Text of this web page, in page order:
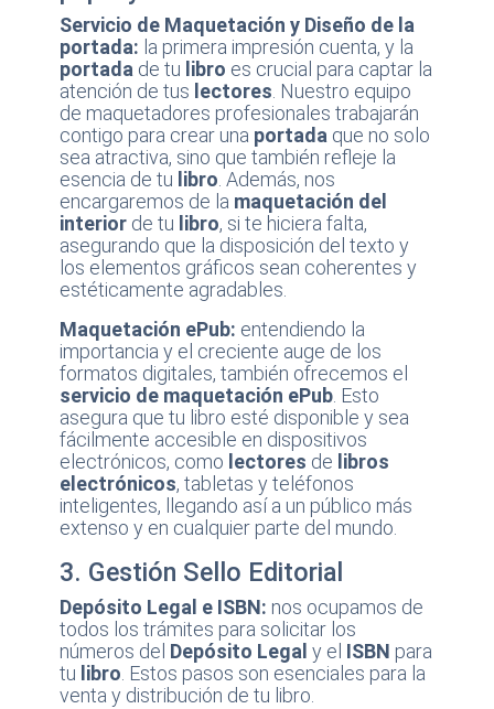
Servicio de Maquetación y Diseño de la
portada: la primera impresión cuenta, y la
portadade tu libro es crucial para captar la
atención de tus lectores. Nuestro equipo
de maquetadores profesionales trabajarán
contigo para crear una portadaque no solo
sea atractiva, sino que también refleje la
esencia de tu libro. Además, nos
encargaremos de la maquetación del
interiorde tu libro, si te hiciera falta,
asegurando que la disposición del texto y
los elementos gráficos sean coherentes y
estéticamente agradables.
Maquetación ePub: entendiendo la
importancia y el creciente auge de los
formatos digitales, también ofrecemos el
servicio de maquetación ePub. Esto
asegura que tu libro esté disponible y sea
fácilmente accesible en dispositivos
electrónicos, como lectores de libros
electrónicos, tabletas y teléfonos
inteligentes, llegando así a un público más
extenso y en cualquier parte del mundo.
3. Gestión Sello Editorial
Depósito Legal e ISBN: nos ocupamos de
todos los trámites para solicitar los
números del Depósito Legal y el ISBN para
tu libro. Estos pasos son esenciales para la
venta y distribución de tu libro.